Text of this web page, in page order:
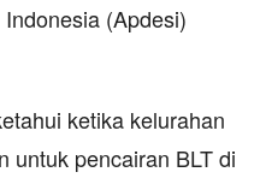
(Apdesi)
ketika kelurahan
untuk pencairan BLT di